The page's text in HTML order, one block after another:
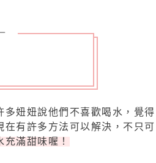
妞妞說他們不喜歡喝水，覺得
有許多方法可以解決，不只可
滿甜味喔！